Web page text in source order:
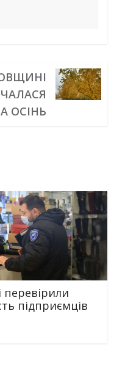
ОСІНЬ
перевірили
підприємців